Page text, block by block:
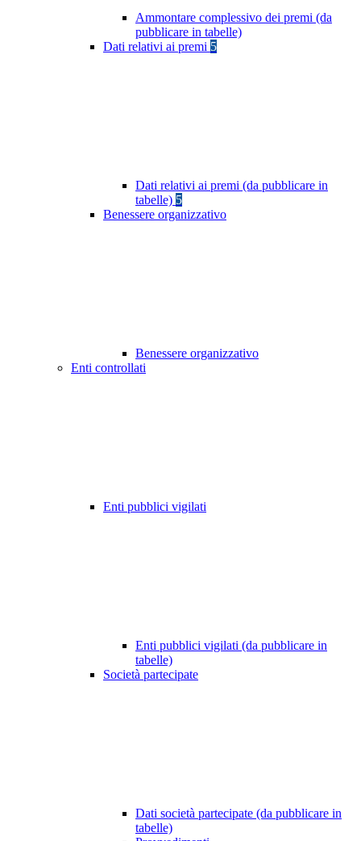
Ammontare complessivo dei premi (da
pubblicare in tabelle)
Dati relativi ai premi 5
Dati relativi ai premi (da pubblicare in
tabelle) 5
Benessere organizzativo
Benessere organizzativo
Enti controllati
Enti pubblici vigilati
Enti pubblici vigilati (da pubblicare in
tabelle)
Società partecipate
Dati società partecipate (da pubblicare in
tabelle)